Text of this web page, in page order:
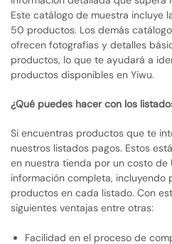
Este catálogo de muestra incluye
50 productos. Los demás
ofrecen fotografías y detalles
productos, lo que te ayudará a
productos disponibles en Yiwu.
¿Qué puedes hacer con los
Si encuentras productos que te
nuestros listados pagos. Estos
en nuestra tienda por un costo de
información completa, incluyendo
productos en cada listado. Con
siguientes ventajas entre otras:
Facilidad en el proceso de